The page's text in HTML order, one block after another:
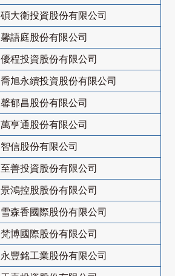
碩大衛投資股份有限公司
馨語庭股份有限公司
優程投資股份有限公司
喬旭永續投資股份有限公司
馨郁昌股份有限公司
萬亨通股份有限公司
智信股份有限公司
至善投資股份有限公司
景鴻控股股份有限公司
雪森香國際股份有限公司
梵博國際股份有限公司
永豐銘工業股份有限公司